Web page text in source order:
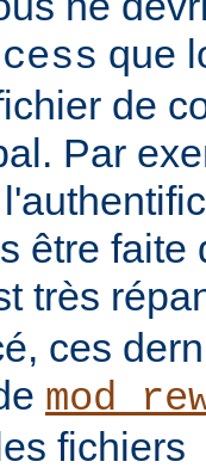
que
de
Par
être faite
très
ces
fichiers